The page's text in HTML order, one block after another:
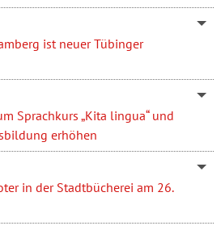
ist neuer Tübinger
Sprachkurs „Kita lingua“ und
erhöhen
in der Stadtbücherei am 26.